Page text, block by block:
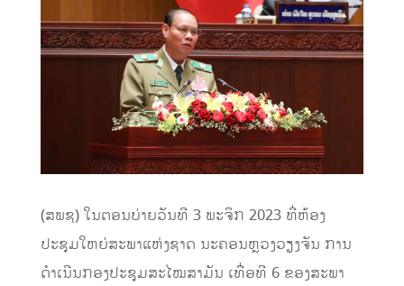
(ສພຊ) ໃນຕອນບ່າຍວັນທີ 3 ພະຈິກ 2023 ທີ່ຫ້ອງ
ປະຊຸມໃຫຍ່ສະພາແຫ່ງຊາດ ນະຄອນຫຼວງວຽງຈັນ ການ
ດໍາເນີນກອງປະຊຸມສະໄໝສາມັນ ເທື່ອທີ 6 ຂອງສະພາ